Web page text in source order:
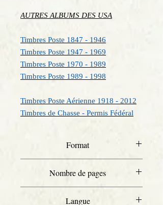
AUTRES ALBUMS DES USA
Timbres Poste 1847 - 1946
Timbres Poste 1947 - 1969
Timbres Poste 1970 - 1989
Timbres Poste 1989 - 1998
Timbres Poste Aérienne 1918 - 2012
Timbres de Chasse - Permis Fédéral
Format
Nombre de pages
Langue